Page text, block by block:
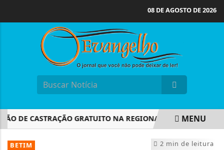
08 DE AGOSTO DE 2026
DE CASTRAÇÃO GRATUITO NA REGIONAL ALTEROSAS!
EM ALTA
MENU
2 min de leitura
BETIM